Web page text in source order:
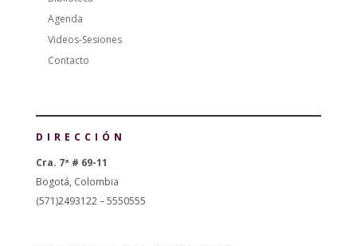
Agenda
Videos-Sesiones
Contacto
DIRECCIÓN
Cra. 7ª # 69-11
Bogotá, Colombia
(571)2493122 – 5550555